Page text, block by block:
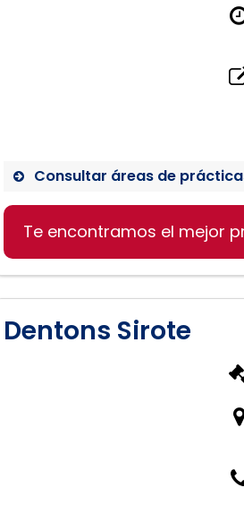
Consultar áreas de
Servicios legales en
Te encontramos el mejor
Dentons Sirote